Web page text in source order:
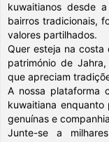
kuwaitianos desde
bairros tradicionais,
valores partilhados.
Quer esteja na costa
património de
que apreciam
A nossa plataforma
kuwaitiana
genuínas e
Junte-se a